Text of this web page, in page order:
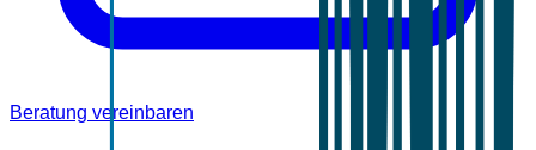
Beratung vereinbaren